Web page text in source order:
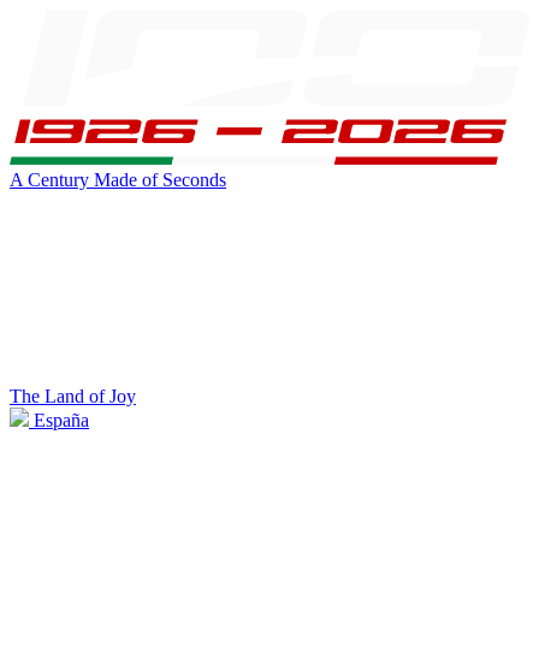
A Century Made of Seconds
The Land of Joy
España